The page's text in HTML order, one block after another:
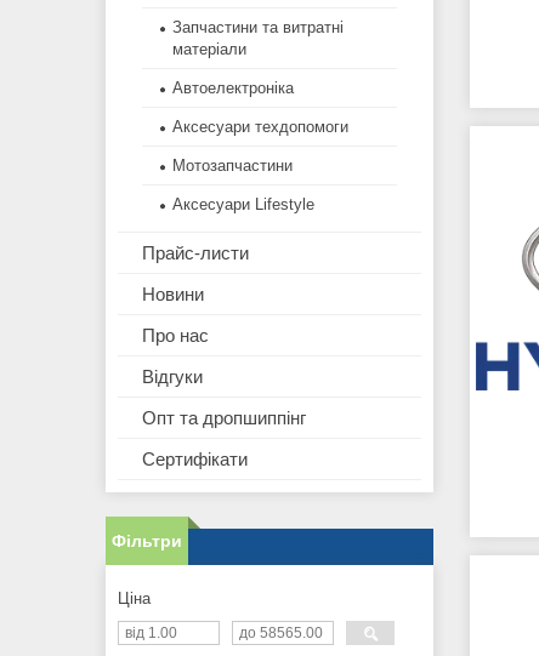
Запчастини та витратні
матеріали
Автоелектроніка
Аксесуари техдопомоги
Мотозапчастини
Аксесуари Lifestyle
Прайс-листи
Новини
Про нас
Відгуки
Опт та дропшиппінг
Сертифікати
Фільтри
Ціна